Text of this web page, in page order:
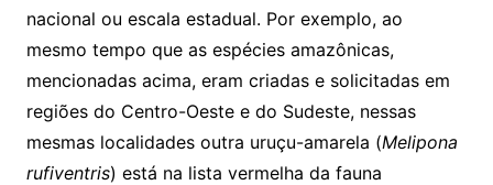
nacional ou escala estadual. Por exemplo, ao
mesmo tempo que as espécies amazônicas,
mencionadas acima, eram criadas e solicitadas em
regiões do Centro-Oeste e do Sudeste, nessas
mesmas localidades outra uruçu-amarela (Melipona
rufiventris) está na lista vermelha da fauna